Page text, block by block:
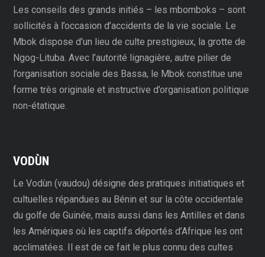
Les conseils des grands initiés – les mbomboks – sont
sollicités à l’occasion d’accidents de la vie sociale. Le
Mbok dispose d’un lieu de culte prestigieux, la grotte de
Ngog-Lituba. Avec l’autorité lignagière, autre pilier de
l’organisation sociale des Bassa, le Mbok constitue une
forme très originale et instructive d’organisation politique
non-étatique.
VODÙN
Le Vodùn (vaudou) désigne des pratiques initiatiques et
cultuelles répandues au Bénin et sur la côte occidentale
du golfe de Guinée, mais aussi dans les Antilles et dans
les Amériques où les captifs déportés d’Afrique les ont
acclimatées. Il est de ce fait le plus connu des cultes